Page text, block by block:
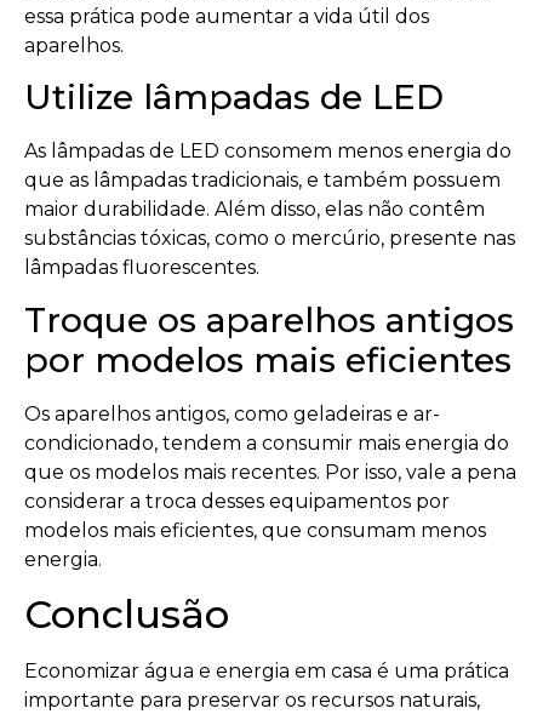
essa prática pode aumentar a vida útil dos
aparelhos.
Utilize lâmpadas de LED
As lâmpadas de LED consomem menos energia do
que as lâmpadas tradicionais, e também possuem
maior durabilidade. Além disso, elas não contêm
substâncias tóxicas, como o mercúrio, presente nas
lâmpadas fluorescentes.
Troque os aparelhos antigos
por modelos mais eficientes
Os aparelhos antigos, como geladeiras e ar-
condicionado, tendem a consumir mais energia do
que os modelos mais recentes. Por isso, vale a pena
considerar a troca desses equipamentos por
modelos mais eficientes, que consumam menos
energia.
Conclusão
Economizar água e energia em casa é uma prática
importante para preservar os recursos naturais,